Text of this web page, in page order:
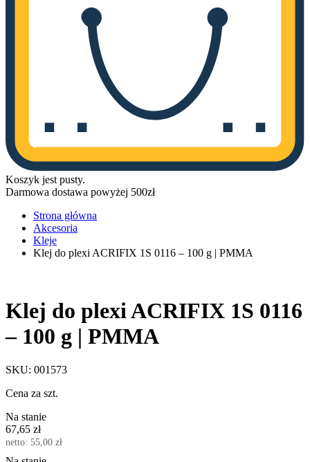
Koszyk jest pusty.
Darmowa dostawa powyżej 500zł
Strona główna
Akcesoria
Kleje
Klej do plexi ACRIFIX 1S 0116 – 100 g | PMMA
Klej do plexi ACRIFIX 1S 0116
– 100 g | PMMA
SKU: 001573
Cena za szt.
Na stanie
67,65 zł
netto: 55,00 zł